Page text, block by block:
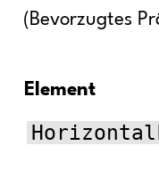
(Bevorzugtes
Element